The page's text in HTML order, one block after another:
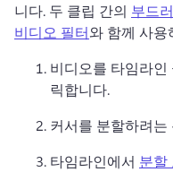
니다. 두 클립 간의 부드
비디오 필터와 함께 사용
비디오를 타임라
릭합니다.
커서를 분할하려
타임라인에서 분할